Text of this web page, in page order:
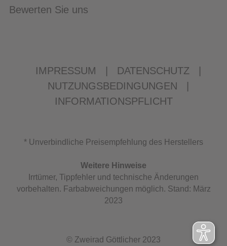
Bewerten Sie uns
IMPRESSUM DATENSCHUTZ
NUTZUNGSBEDINGUNGEN
INFORMATIONSPFLICHT
* Unverbindliche Preisempfehlung des Herstellers
Weitere Hinweise
Irrtümer, Tippfehler und technische Änderungen
vorbehalten. Farbabweichungen möglich. Stand: März
2023
© Zweirad Göttlicher 2023